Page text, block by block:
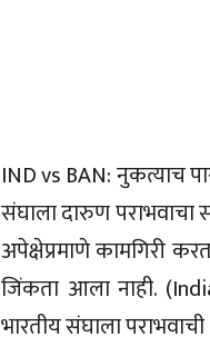
IND vs BAN: नुकत्याच
संघाला दारुण पराभवाचा
अपेक्षेप्रमाणे कामगिरी
जिंकता आला नाही.
भारतीय संघाला